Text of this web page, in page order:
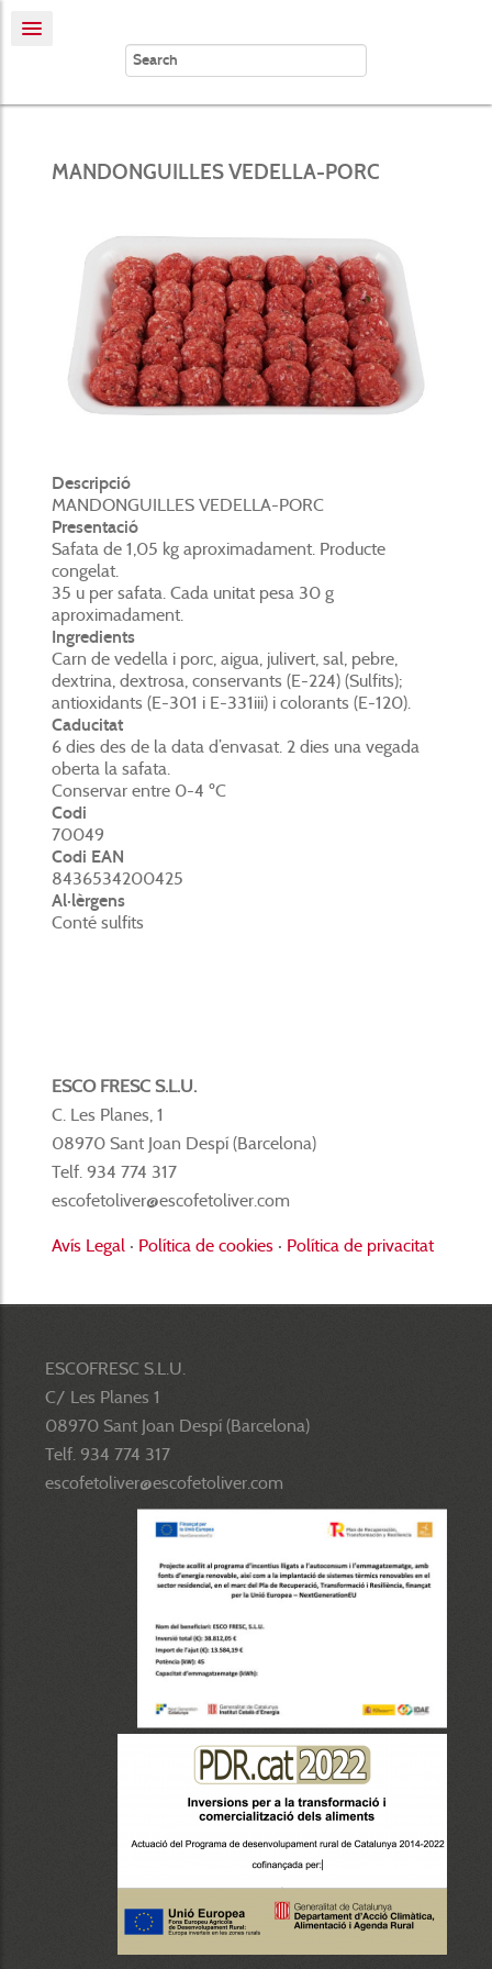
MANDONGUILLES VEDELLA-PORC
Descripció
MANDONGUILLES VEDELLA-PORC
Presentació
Safata de 1,05 kg aproximadament. Producte
congelat.
35 u per safata. Cada unitat pesa 30 g
aproximadament.
Ingredients
Carn de vedella i porc, aigua, julivert, sal, pebre,
dextrina, dextrosa, conservants (E-224) (Sulfits);
antioxidants (E-301 i E-331iii) i colorants (E-120).
Caducitat
6 dies des de la data d’envasat. 2 dies una vegada
oberta la safata.
Conservar entre 0-4 ºC
Codi
70049
Codi EAN
8436534200425
Al·lèrgens
Conté sulfits
ESCO FRESC S.L.U.
C. Les Planes, 1
08970 Sant Joan Despí (Barcelona)
Telf. 934 774 317
escofetoliver@escofetoliver.com
Avís Legal· Política de cookies· Política de privacitat
ESCOFRESC S.L.U.
C/ Les Planes 1
08970 Sant Joan Despí (Barcelona)
Telf. 934 774 317
escofetoliver@escofetoliver.com